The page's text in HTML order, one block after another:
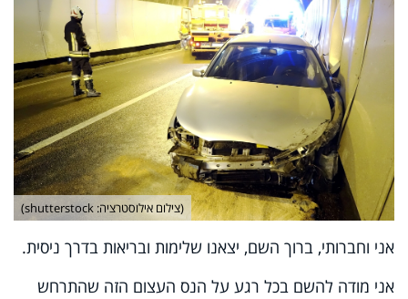
(צילום אילוסטרציה: shutterstock)
אני וחברותי, ברוך השם, יצאנו שלימות ובריאות בדרך ניסית.
אני מודה להשם בכל רגע על הנס העצום הזה שהתרחש